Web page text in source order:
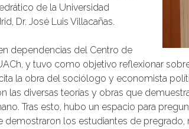
de la Universidad
Dr. José Luis Villacañas.
dependencias del Centro de
y tuvo como objetivo reflexionar
la obra del sociólogo y economista
las diversas teorías y obras que
Tras esto, hubo un espacio para
demostraron los estudiantes de